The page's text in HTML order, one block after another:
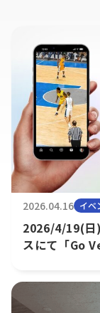
2026.04.16 イベ
2026/4/19(日
スにて「Go